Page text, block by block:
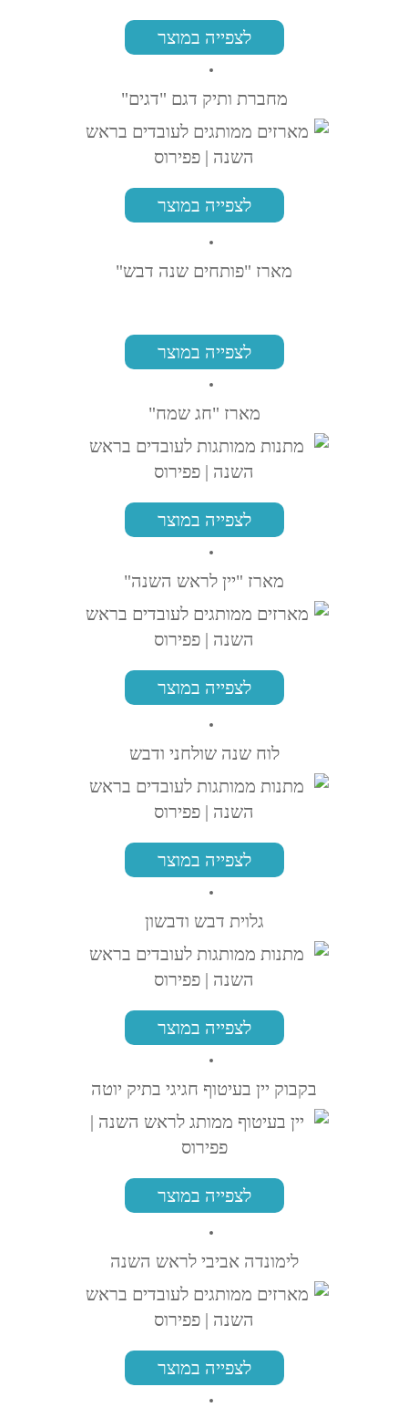
לצפייה במוצר
מחברת ותיק דגם "דגים"
לצפייה במוצר
מארז "פותחים שנה דבש"
לצפייה במוצר
מארז "חג שמח"
לצפייה במוצר
מארז "יין לראש השנה"
לצפייה במוצר
לוח שנה שולחני ודבש
לצפייה במוצר
גלוית דבש ודבשון
לצפייה במוצר
בקבוק יין בעיטוף חגיגי בתיק יוטה
לצפייה במוצר
לימונדה אביבי לראש השנה
לצפייה במוצר